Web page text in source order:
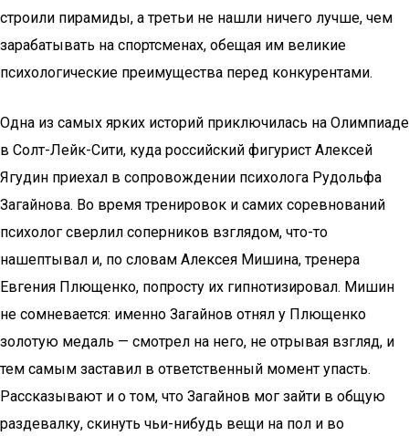
строили пирамиды, а третьи не нашли ничего лучше, чем
зарабатывать на спортсменах, обещая им великие
психологические преимущества перед конкурентами.
Одна из самых ярких историй приключилась на Олимпиаде
в Солт-Лейк-Сити, куда российский фигурист Алексей
Ягудин приехал в сопровождении психолога Рудольфа
Загайнова. Во время тренировок и самих соревнований
психолог сверлил соперников взглядом, что-то
нашептывал и, по словам Алексея Мишина, тренера
Евгения Плющенко, попросту их гипнотизировал. Мишин
не сомневается: именно Загайнов отнял у Плющенко
золотую медаль — смотрел на него, не отрывая взгляд, и
тем самым заставил в ответственный момент упасть.
Рассказывают и о том, что Загайнов мог зайти в общую
раздевалку, скинуть чьи-нибудь вещи на пол и во